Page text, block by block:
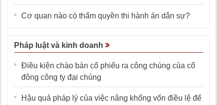
Cơ quan nào có thẩm quyền thi hành án dân sự?
Pháp luật và kinh doanh
Điều kiện chào bán cổ phiếu ra công chúng của cổ
đông công ty đại chúng
Hậu quả pháp lý của việc nâng khống vốn điều lệ để